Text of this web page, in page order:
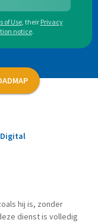
of Use, their Privacy
notice.
hij is, zonder
dienst is volledig